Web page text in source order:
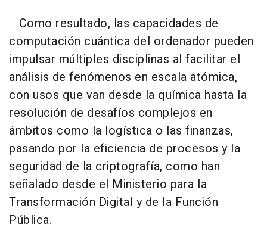
Como resultado, las capacidades de
computación cuántica del ordenador pueden
impulsar múltiples disciplinas al facilitar el
análisis de fenómenos en escala atómica,
con usos que van desde la química hasta la
resolución de desafíos complejos en
ámbitos como la logística o las finanzas,
pasando por la eficiencia de procesos y la
seguridad de la criptografía, como han
señalado desde el Ministerio para la
Transformación Digital y de la Función
Pública.